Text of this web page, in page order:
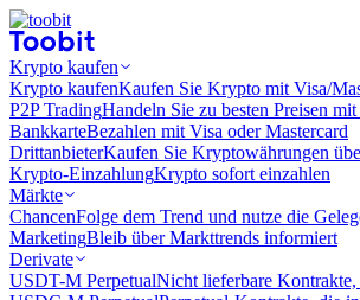
Krypto kaufen
Krypto kaufenKaufen Sie Krypto mit Visa/
P2P TradingHandeln Sie zu besten Preisen
BankkarteBezahlen mit Visa oder Mastercard
DrittanbieterKaufen Sie Kryptowährungen
Krypto-EinzahlungKrypto sofort einzahlen
Märkte
ChancenFolge dem Trend und nutze die
MarketingBleib über Markttrends informiert
Derivate
USDT-M PerpetualNicht lieferbare